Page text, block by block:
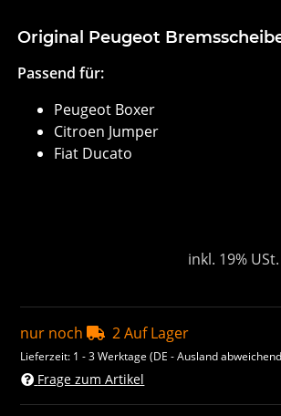
Original Peugeot
Passend für:
Peugeot Boxer
Citroen Jumper
Fiat Ducato
inkl. 19%
nur noch 2 Auf Lager
Lieferzeit: 1 - 3 Werktage(DE - Ausland
Frage zum Artikel